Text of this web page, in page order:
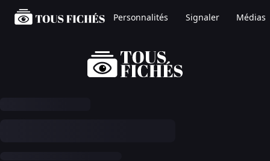
Personnalités Signaler Médias